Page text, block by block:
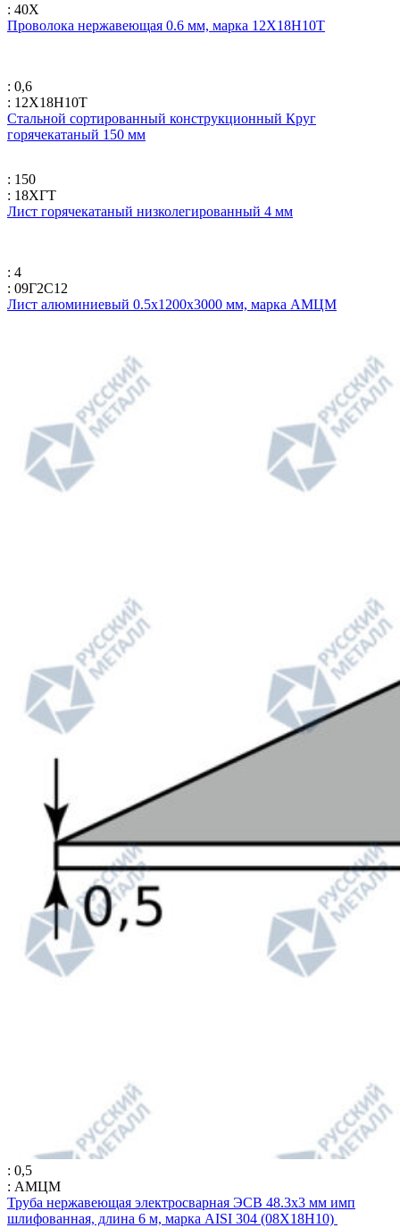
: 40Х
Проволока нержавеющая 0.6 мм, марка 12Х18Н10Т
: 0,6
: 12Х18Н10Т
Стальной сортированный конструкционный Круг
горячекатаный 150 мм
: 150
: 18ХГТ
Лист горячекатаный низколегированный 4 мм
: 4
: 09Г2С12
Лист алюминиевый 0.5х1200х3000 мм, марка АМЦМ
: 0,5
: АМЦМ
Труба нержавеющая электросварная ЭСВ 48.3х3 мм имп
шлифованная, длина 6 м, марка AISI 304 (08Х18Н10)